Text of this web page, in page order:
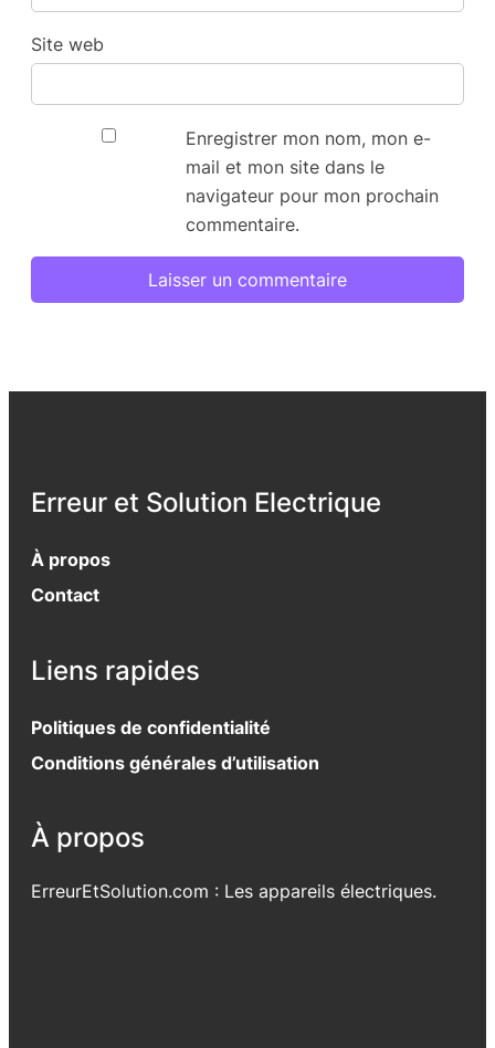
Site web
Enregistrer mon nom, mon e-
mail et mon site dans le
navigateur pour mon prochain
commentaire.
Erreur et Solution Electrique
À propos
Contact
Liens rapides
Politiques de confidentialité
Conditions générales d’utilisation
À propos
ErreurEtSolution.com : Les appareils électriques.